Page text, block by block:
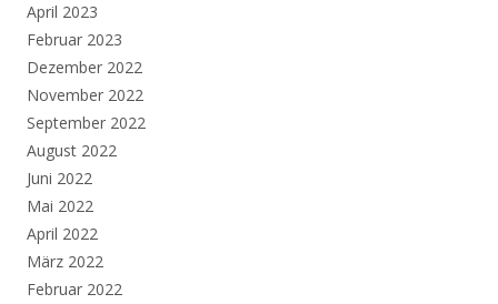
April 2023
Februar 2023
Dezember 2022
November 2022
September 2022
August 2022
Juni 2022
Mai 2022
April 2022
März 2022
Februar 2022